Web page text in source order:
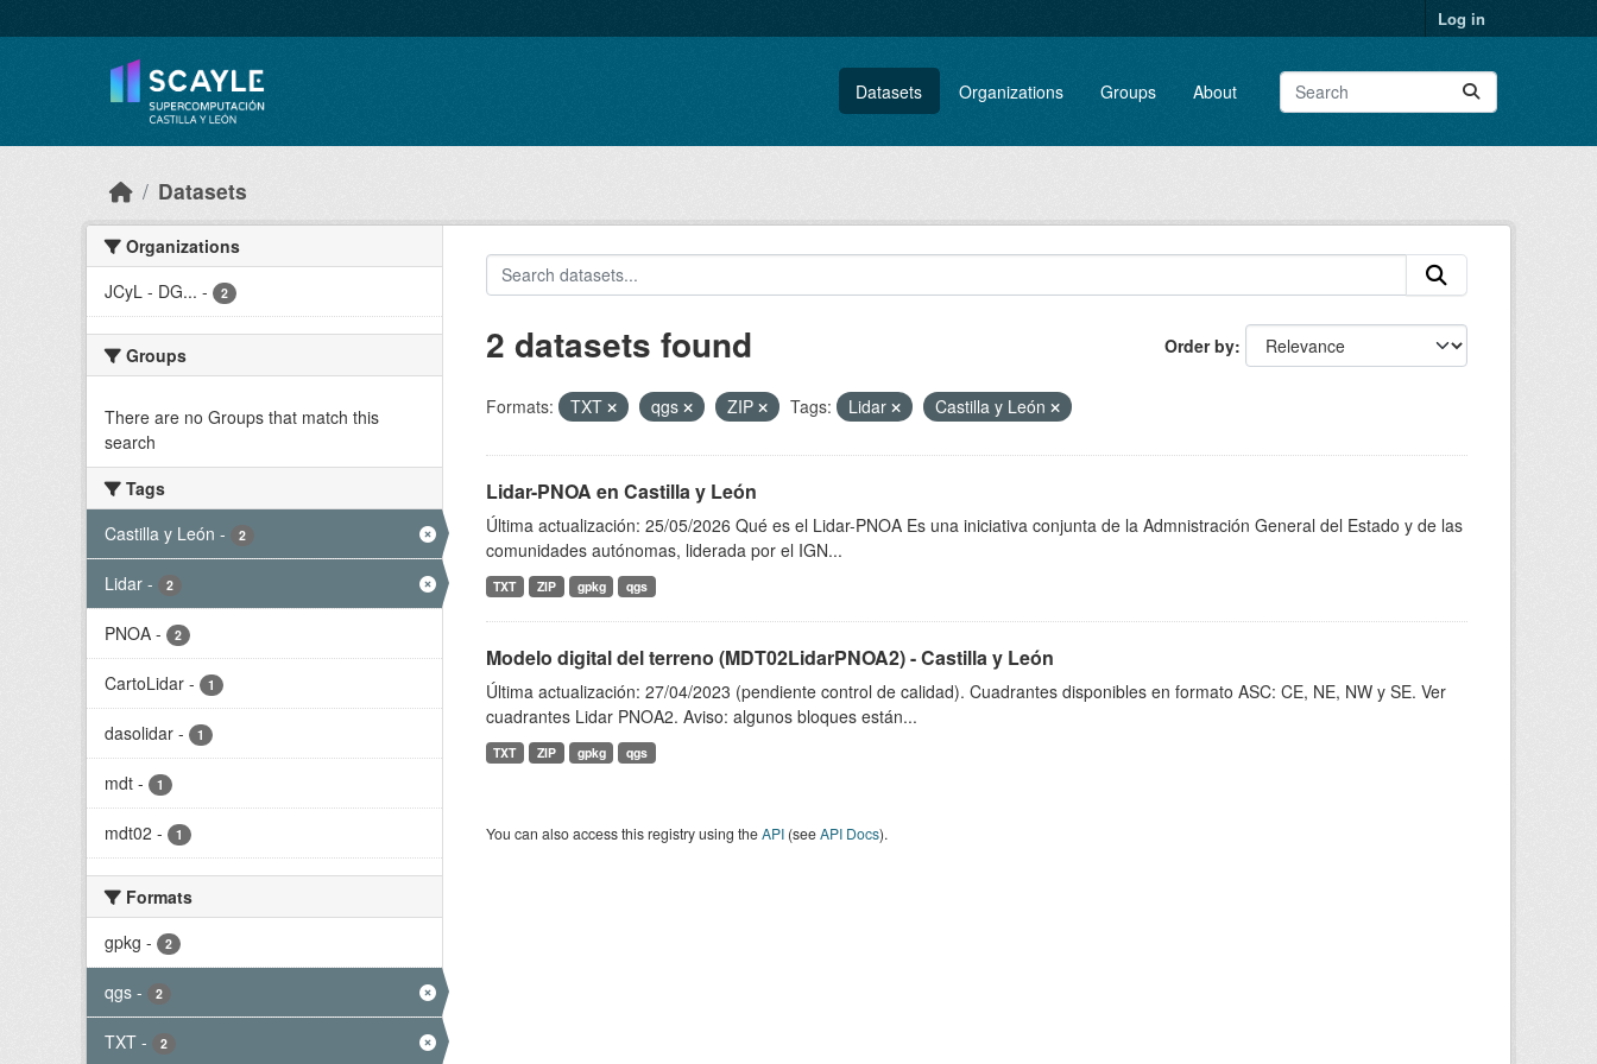
Log in
Datasets Organizations Groups About
Datasets
Organizations
JCyL - DG... - 2
Groups
There are no Groups that match this
search
Tags
Castilla y León - 2
Lidar - 2
PNOA - 2
CartoLidar - 1
dasolidar - 1
mdt - 1
mdt02 - 1
Formats
gpkg - 2
qgs - 2
TXT - 2
Order by
2 datasets found
Formats: TXT qgs ZIP Tags: Lidar Castilla y León
Lidar-PNOA en Castilla y León
Última actualización: 25/05/2026 Qué es el Lidar-PNOA Es una iniciativa conjunta de la Admnistración General del Estado y de las
comunidades autónomas, liderada por el IGN...
TXT ZIP gpkg qgs
Modelo digital del terreno (MDT02LidarPNOA2) - Castilla y León
Última actualización: 27/04/2023 (pendiente control de calidad). Cuadrantes disponibles en formato ASC: CE, NE, NW y SE. Ver
cuadrantes Lidar PNOA2. Aviso: algunos bloques están...
TXT ZIP gpkg qgs
You can also access this registry using theAPI(seeAPI Docs).